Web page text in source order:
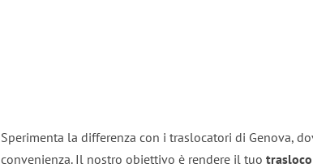
Sperimenta la differenza con i traslocatori di Genova,
convenienza. Il nostro obiettivo è rendere il tuo